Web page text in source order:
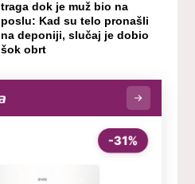
traga dok je muž bio na
poslu: Kad su telo pronašli
na deponiji, slučaj je dobio
šok obrt